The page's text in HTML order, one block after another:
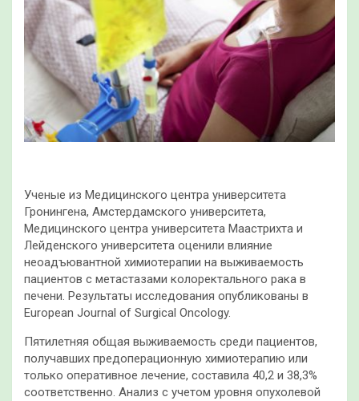
Ученые из Медицинского центра университета
Гронингена, Амстердамского университета,
Медицинского центра университета Маастрихта и
Лейденского университета оценили влияние
неоадъювантной химиотерапии на выживаемость
пациентов с метастазами колоректального рака в
печени. Результаты исследования опубликованы в
European Journal of Surgical Oncology.
Пятилетняя общая выживаемость среди пациентов,
получавших предоперационную химиотерапию или
только оперативное лечение, составила 40,2 и 38,3%
соответственно. Анализ с учетом уровня опухолевой